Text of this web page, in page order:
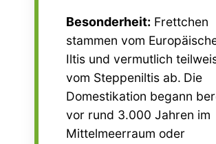
Besonderheit: Frettchen
stammen vom
Iltis und vermutlich
vom Steppeniltis ab. Die
Domestikation begann
vor rund 3.000 Jahren im
Mittelmeerraum oder